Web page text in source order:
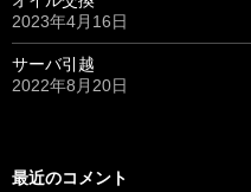
2023年4月16日
サーバ引越
2022年8月20日
最近のコメント